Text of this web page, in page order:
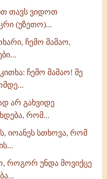
თავს ვიდოთ
(უზეთო)...
ჩემო მამაო,
ჩემო მამაო! მე
არ გახვიდე
რომ...
იოანეს სთხოვა, რომ
როგორ უნდა მოვიქცე